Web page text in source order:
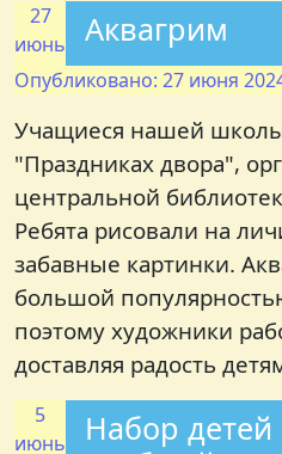
27
июнь
Аквагрим
Опубликовано: 27 июня
Учащиеся нашей
"Праздниках двора",
центральной
Ребята рисовали на
забавные картинки.
большой
поэтому художники
доставляя радость
5
июнь
Набор детей